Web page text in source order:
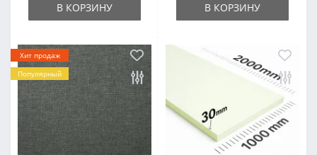
В КОРЗИНУ В КОРЗИНУ
Хит продаж
Популярный